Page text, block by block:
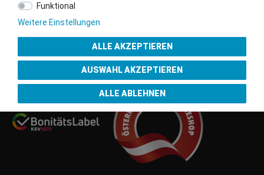
Gütesiegel
Funktional
Weitere Einstellungen
ALLE AKZEPTIEREN
AUSWAHL AKZEPTIEREN
ALLE ABLEHNEN